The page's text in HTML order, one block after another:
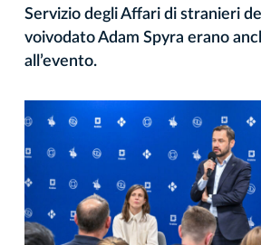
Servizio degli Affari di stranieri
voivodato Adam Spyra erano
all’evento.